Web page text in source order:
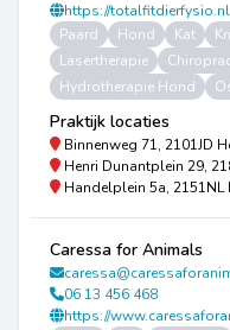
https://totalfitdierfysio.nl
Paard
Hond Kat
Lasertherapie
Hydrotherapie Hond
Praktijk locaties
Binnenweg 71, 2101JD
Henri Dunantplein 29,
Handelplein 5a, 2151NL
Caressa for Animals
06 13 456 468
https://